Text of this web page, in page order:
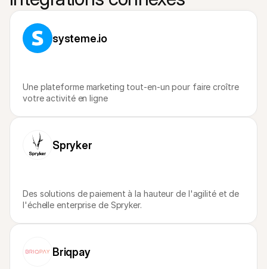
systeme.io
Une plateforme marketing tout-en-un pour faire croître
votre activité en ligne
Spryker
Des solutions de paiement à la hauteur de l'agilité et de
l'échelle enterprise de Spryker.
Briqpay
Contact
Pour les consommateurs
Découvrez pourquoi Mollie figure sur votre relevé bancaire
Pour les clients Mollie
Contactez notre équipe support
Pour obtenir un devis